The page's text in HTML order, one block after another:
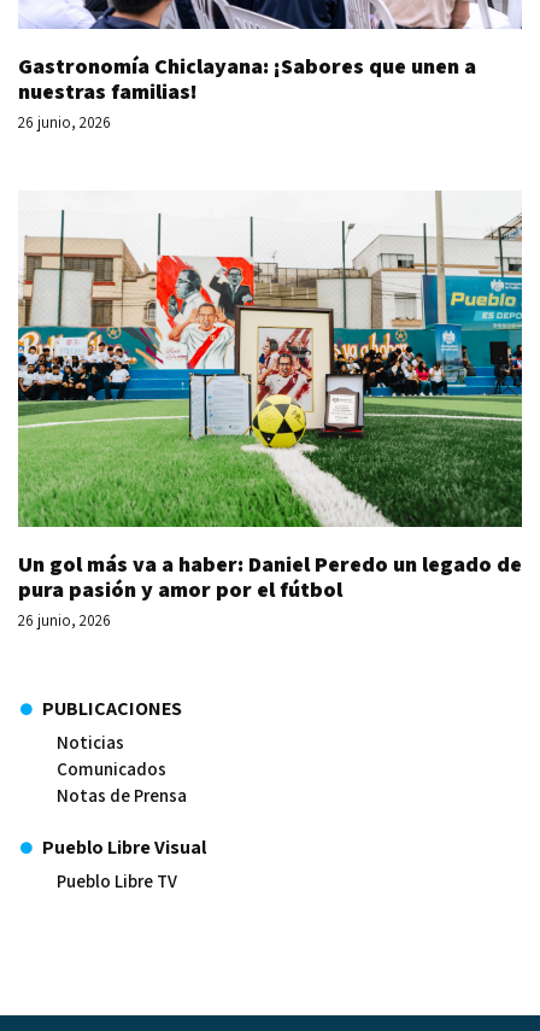
Gastronomía Chiclayana: ¡Sabores que unen a
nuestras familias!
26 junio, 2026
Un gol más va a haber: Daniel Peredo un legado de
pura pasión y amor por el fútbol
26 junio, 2026
PUBLICACIONES
Noticias
Comunicados
Notas de Prensa
Pueblo Libre Visual
Pueblo Libre TV